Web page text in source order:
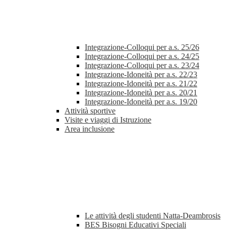
Integrazione-Colloqui per a.s. 25/26
Integrazione-Colloqui per a.s. 24/25
Integrazione-Colloqui per a.s. 23/24
Integrazione-Idoneità per a.s. 22/23
Integrazione-Idoneità per a.s. 21/22
Integrazione-Idoneità per a.s. 20/21
Integrazione-Idoneità per a.s. 19/20
Attività sportive
Visite e viaggi di Istruzione
Area inclusione
Le attività degli studenti Natta-Deambrosis
BES Bisogni Educativi Speciali